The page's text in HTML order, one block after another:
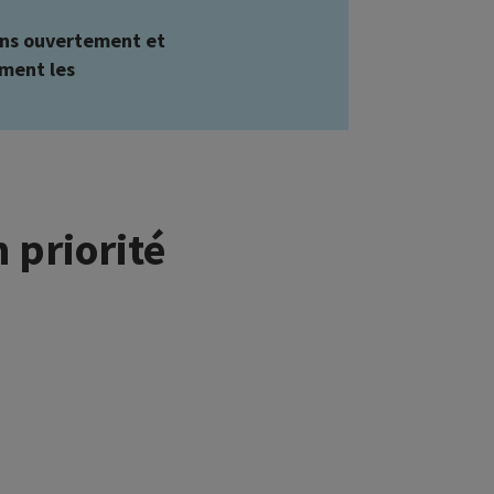
ouvertement et
les
priorité